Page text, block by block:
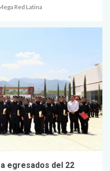
Red Latina
egresados del 22